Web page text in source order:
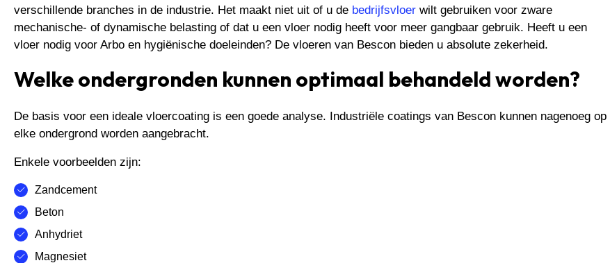
verschillende branches in de industrie. Het maakt niet uit of u de bedrijfsvloer wilt gebruiken voor zware
mechanische- of dynamische belasting of dat u een vloer nodig heeft voor meer gangbaar gebruik. Heeft u een
vloer nodig voor Arbo en hygiënische doeleinden? De vloeren van Bescon bieden u absolute zekerheid.
Welke ondergronden kunnen optimaal behandeld worden?
De basis voor een ideale vloercoating is een goede analyse. Industriële coatings van Bescon kunnen nagenoeg op
elke ondergrond worden aangebracht.
Enkele voorbeelden zijn:
Zandcement
Beton
Anhydriet
Magnesiet